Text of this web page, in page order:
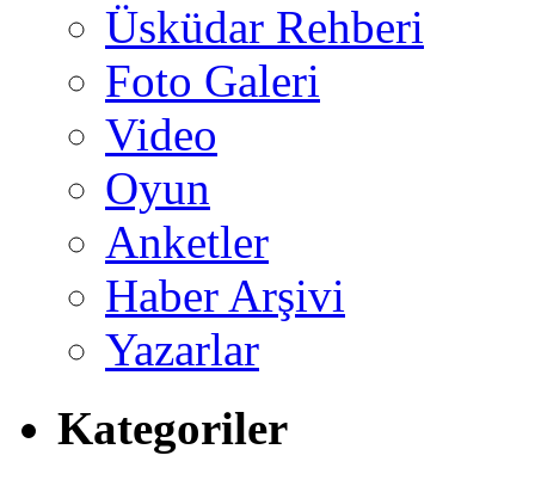
Üsküdar Rehberi
Foto Galeri
Video
Oyun
Anketler
Haber Arşivi
Yazarlar
Kategoriler